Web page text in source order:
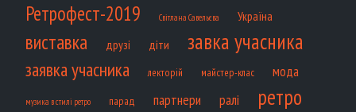
Ретрофест-2019 Світлана Савельєва Україна
виставка друзі діти завка учасника
заявка учасника лекторій майстер-клас мода
музика в стилі ретро парад партнери ралі ретро